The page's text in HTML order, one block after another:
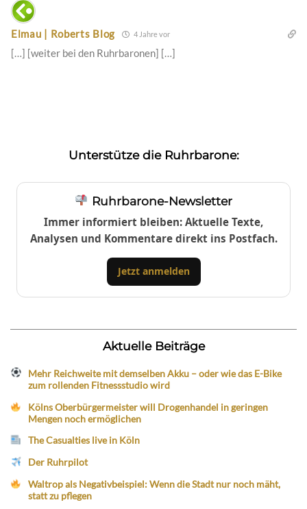
Elmau | Roberts Blog 4 Jahre vor
[…] [weiter bei den Ruhrbaronen] […]
Unterstütze die Ruhrbarone:
Ruhrbarone-Newsletter
Immer informiert bleiben: Aktuelle Texte,
Analysen und Kommentare direkt ins Postfach.
Jetzt anmelden
Aktuelle Beiträge
Mehr Reichweite mit demselben Akku – oder wie das E-Bike
zum rollenden Fitnessstudio wird
Kölns Oberbürgermeister will Drogenhandel in geringen
Mengen noch ermöglichen
The Casualties live in Köln
Der Ruhrpilot
Waltrop als Negativbeispiel: Wenn die Stadt nur noch mäht,
statt zu pflegen